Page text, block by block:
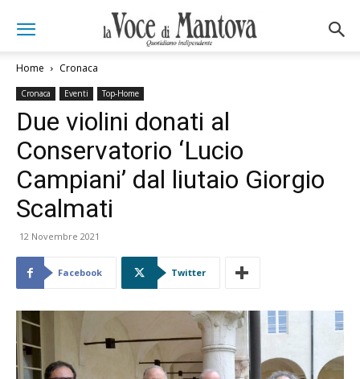
Home Cronaca
Cronaca Eventi Top-Home
Due violini donati al
Conservatorio ‘Lucio
Campiani’ dal liutaio Giorgio
Scalmati
12 Novembre 2021
Facebook Twitter